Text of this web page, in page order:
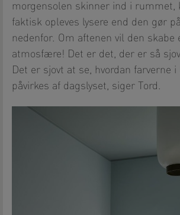
morgensolen skinner ind i rummet,
faktisk opleves lysere end den gør
nedenfor. Om aftenen vil den skabe
atmosfære! Det er det, der er så
Det er sjovt at se, hvordan farverne
påvirkes af dagslyset, siger Tord.